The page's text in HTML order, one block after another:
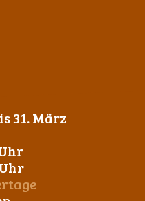
31. März